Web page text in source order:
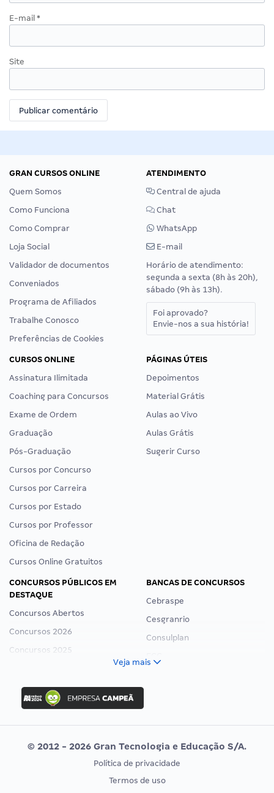
E-mail *
Site
GRAN CURSOS ONLINE
Quem Somos
Como Funciona
Como Comprar
Loja Social
Validador de documentos
Conveniados
Programa de Afiliados
Trabalhe Conosco
Preferências de Cookies
ATENDIMENTO
Central de ajuda
Chat
WhatsApp
E-mail
Horário de atendimento:
segunda a sexta (8h às 20h),
sábado (9h às 13h).
Foi aprovado?
Envie-nos a sua história!
CURSOS ONLINE
Assinatura Ilimitada
Coaching para Concursos
Exame de Ordem
Graduação
Pós-Graduação
Cursos por Concurso
Cursos por Carreira
Cursos por Estado
Cursos por Professor
Oficina de Redação
Cursos Online Gratuitos
PÁGINAS ÚTEIS
Depoimentos
Material Grátis
Aulas ao Vivo
Aulas Grátis
Sugerir Curso
CONCURSOS PÚBLICOS EM
DESTAQUE
Concursos Abertos
Concursos 2026
Concursos 2025
Concurso Ibama
Concurso MPU
Editais publicados
BANCAS DE CONCURSOS
Cebraspe
Cesgranrio
Consulplan
Vunesp
CONCURSOS POR PROFISSÃO
EXAME DE ORDEM
Veja mais
© 2012 - 2026 Gran Tecnologia e Educação S/A.
Política de privacidade
Termos de uso